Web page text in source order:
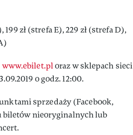
zł (strefa E), 229 zł (strefa D),
www.ebilet.ploraz w sklepach sieci
o godz. 12:00.
sprzedaży (Facebook,
biletów nieoryginalnych lub